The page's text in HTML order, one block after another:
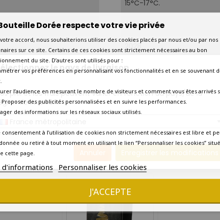
le pays de livraison
prix et les frais peuvent varier en fonction du pays/de la
de livraison.
Annuler Enregistrer les modifications
15°C-17°C.
Aujourd'hui
2028
Amateur éclairé
Livraison express en 24
Oui - Commande jusqu'à 10h
Oui
VOUS AIMEREZ AUSSI
Dorée respecte votre vie privée
accord, nous souhaiterions utiliser des cookies placés par nous et/ou par nos
sur ce site. Certains de ces cookies sont strictement nécessaires au bon
du site. D’autres sont utilisés pour :
vos préférences en personnalisant vos fonctionnalités et en se souvenant
l’audience en mesurant le nombre de visiteurs et comment vous êtes arrivés
Proposer des publicités personnalisées et en suivre les performances.
des informations sur les réseaux sociaux utilisés.
consentement à l’utilisation de cookies non strictement nécessaires est libre et
ou retiré à tout moment en utilisant le lien “Personnaliser les cookies”
cette page.
d'informations Personnaliser les cookies
J'ACCEPTE